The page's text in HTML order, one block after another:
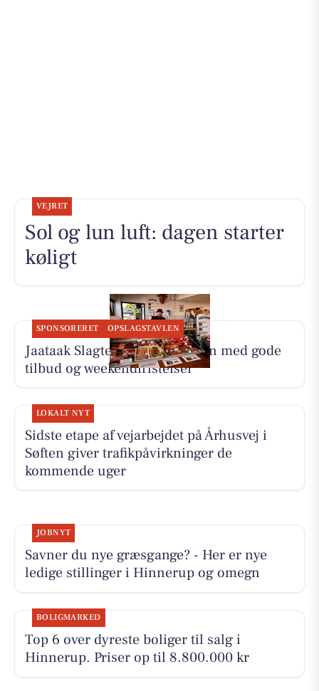
VEJRET
Sol og lun luft: dagen starter
køligt
SPONSORERET OPSLAGSTAVLEN
Jaataak Slagteren fylder disken med gode
tilbud og weekendfristelser
LOKALT NYT
Sidste etape af vejarbejdet på Århusvej i
Søften giver trafikpåvirkninger de
kommende uger
JOBNYT
Savner du nye græsgange? - Her er nye
ledige stillinger i Hinnerup og omegn
BOLIGMARKED
Top 6 over dyreste boliger til salg i
Hinnerup. Priser op til 8.800.000 kr